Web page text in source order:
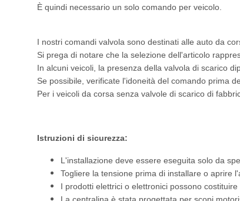
È quindi necessario un solo comando per veicolo.
I nostri comandi valvola sono destinati alle auto da
Si prega di notare che la selezione dell'articolo
In alcuni veicoli, la presenza della valvola di scarico
Se possibile, verificate l'idoneità del comando prima
Per i veicoli da corsa senza valvole di scarico di
Istruzioni di sicurezza:
L'installazione deve essere eseguita solo da
Togliere la tensione prima di installare o aprire
I prodotti elettrici o elettronici possono